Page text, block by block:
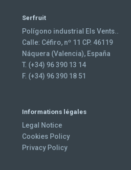
Serfruit
Polígono industrial Els Vents..
Calle: Céfiro, nº 11 CP. 46119
Náquera (Valencia), España
T. (+34) 96 390 13 14
F. (+34) 96 390 18 51
Informations légales
Legal Notice
Cookies Policy
Privacy Policy